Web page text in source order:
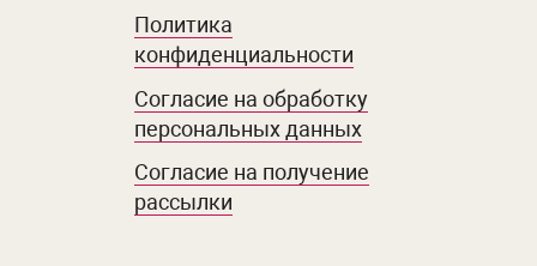
Политика
конфиденциальности
Согласие на обработку
персональных данных
Согласие на получение
рассылки